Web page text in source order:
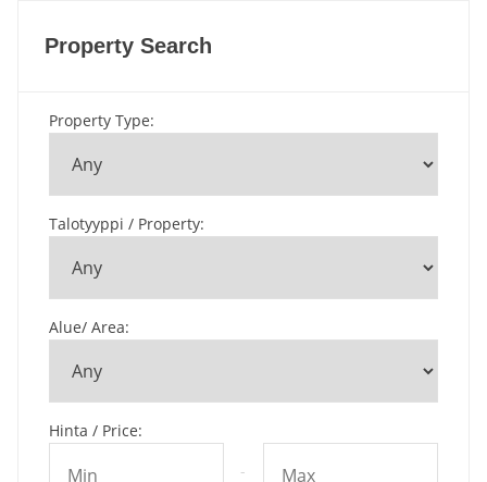
Property Search
Property Type:
Talotyyppi / Property:
Alue/ Area:
Hinta / Price:
-